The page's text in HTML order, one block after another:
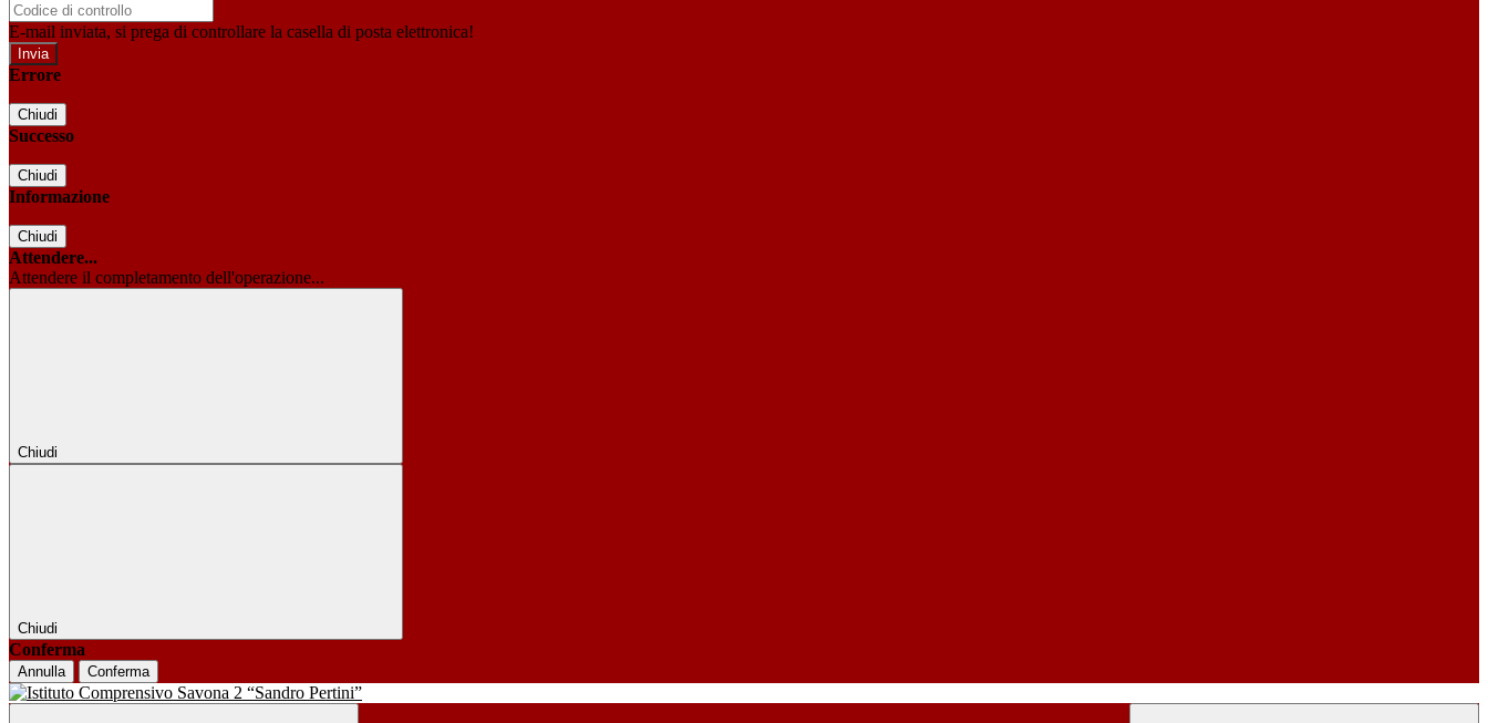
E-mail inviata, si prega di controllare la casella di posta elettronica!
Errore
Chiudi
Successo
Chiudi
Informazione
Chiudi
Attendere...
Attendere il completamento dell'operazione...
Chiudi
Chiudi
Conferma
Annulla Conferma